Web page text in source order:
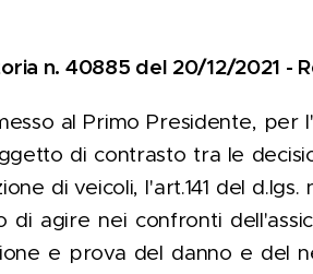
n. 40885 del 20/12/2021 -
al Primo Presidente, per
di contrasto tra le
di veicoli, l'art.141 del
di agire nei confronti
e prova del danno e del